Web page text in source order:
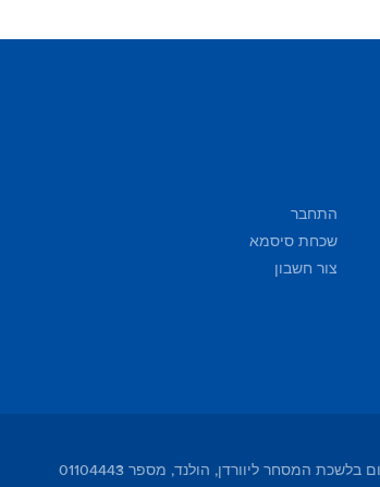
התחבר
שכחת סיסמא
צור חשבון